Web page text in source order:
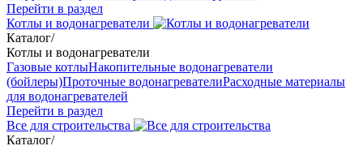
Перейти в раздел
Котлы и водонагреватели
Каталог/
Котлы и водонагреватели
Газовые котлыНакопительные водонагреватели
(бойлеры)Проточные водонагревателиРасходные материалы
для водонагревателей
Перейти в раздел
Все для строительства
Каталог/